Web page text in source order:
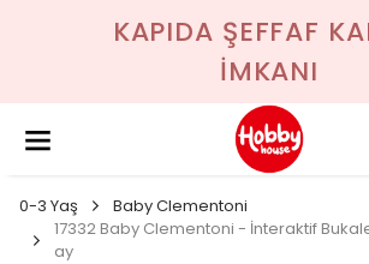
KAPIDA ŞEFFAF
İMKANI
0-3 Yaş
Baby Clementoni
17332 Baby Clementoni - İnteraktif
ay